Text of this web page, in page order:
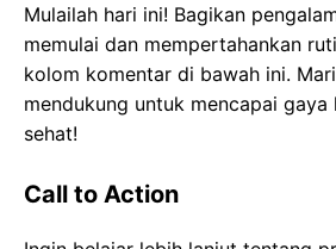
Mulailah hari ini! Bagikan
memulai dan mempertahankan
kolom komentar di bawah ini.
mendukung untuk mencapai
sehat!
Call to Action